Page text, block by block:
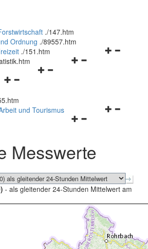
./147.htm
Ordnung ./89557.htm
Navigationsmenü
./151.htm
Navigationsmenü
Navigationsmenü
und
schließen
Navigationsmenü
schließen
und Tourismus
Messwerte
- als gleitender 24-Stunden Mittelwert am